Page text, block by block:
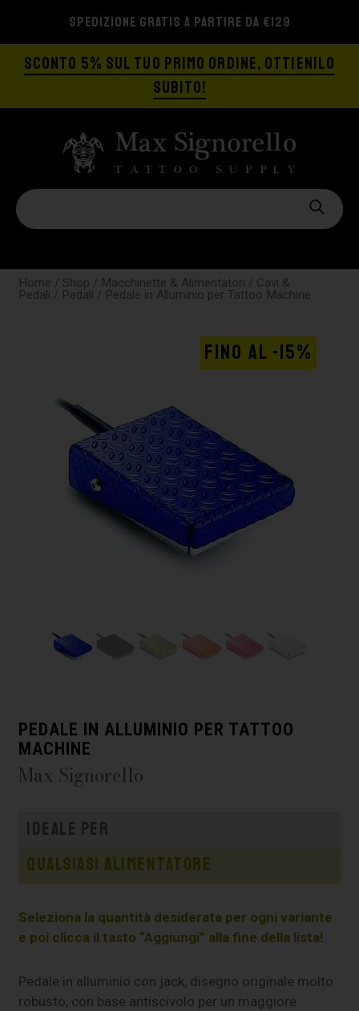
SPEDIZIONE GRATIS A PARTIRE DA €129
SCONTO 5% SUL TUO PRIMO ORDINE, OTTIENILO
SUBITO!
Home / Shop / Macchinette & Alimentatori / Cavi &
Pedali / Pedali / Pedale in Alluminio per Tattoo Machine
FINO AL -15%
PEDALE IN ALLUMINIO PER TATTOO
MACHINE
Max Signorello
Ideale per
Qualsiasi alimentatore
Seleziona la quantità desiderata per ogni variante
e poi clicca il tasto “Aggiungi” alla fine della lista!
Pedale in alluminio con jack, disegno originale molto
robusto, con base antiscivolo per un maggiore